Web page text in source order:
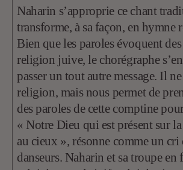
Naharin s’approprie ce chant
transforme, à sa façon, en hymne
Bien que les paroles évoquent
religion juive, le chorégraphe
passer un tout autre message. Il
religion, mais nous permet de
des paroles de cette comptine
« Notre Dieu qui est présent sur
au cieux », résonne comme un cri
danseurs. Naharin et sa troupe